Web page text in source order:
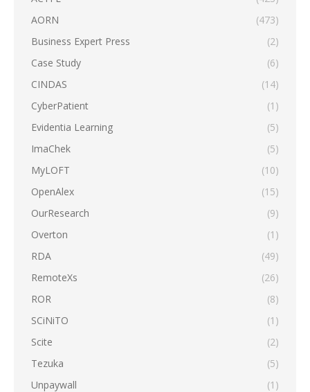
AORN
(473)
Business Expert Press
(2)
Case Study
(6)
CINDAS
(14)
CyberPatient
(1)
Evidentia Learning
(5)
ImaChek
(5)
MyLOFT
(10)
OpenAlex
(15)
OurResearch
(9)
Overton
(1)
RDA
(49)
RemoteXs
(26)
ROR
(8)
SCiNiTO
(1)
Scite
(2)
Tezuka
(5)
Unpaywall
(1)